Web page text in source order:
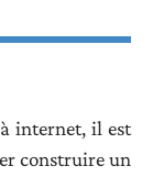
internet, il est
construire un